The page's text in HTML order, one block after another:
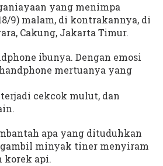
yang menimpa
9) malam, di kontrakannya, di
Cakung, Jakarta Timur.
ibunya. Dengan emosi
mertuanya yang
cekcok mulut, dan
apa yang dituduhkan
minyak tiner menyiram
korek api.